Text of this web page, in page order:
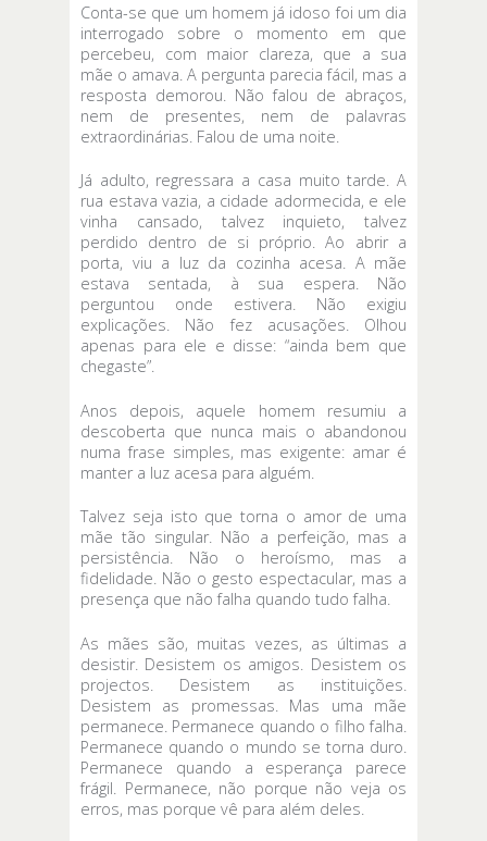
Conta-se que um homem já idoso foi um dia
interrogado sobre o momento em que
percebeu, com maior clareza, que a sua
mãe o amava. A pergunta parecia fácil, mas a
resposta demorou. Não falou de abraços,
nem de presentes, nem de palavras
extraordinárias. Falou de uma noite.
Já adulto, regressara a casa muito tarde. A
rua estava vazia, a cidade adormecida, e ele
vinha cansado, talvez inquieto, talvez
perdido dentro de si próprio. Ao abrir a
porta, viu a luz da cozinha acesa. A mãe
estava sentada, à sua espera. Não
perguntou onde estivera. Não exigiu
explicações. Não fez acusações. Olhou
apenas para ele e disse: “ainda bem que
chegaste”.
Anos depois, aquele homem resumiu a
descoberta que nunca mais o abandonou
numa frase simples, mas exigente: amar é
manter a luz acesa para alguém.
Talvez seja isto que torna o amor de uma
mãe tão singular. Não a perfeição, mas a
persistência. Não o heroísmo, mas a
fidelidade. Não o gesto espectacular, mas a
presença que não falha quando tudo falha.
As mães são, muitas vezes, as últimas a
desistir. Desistem os amigos. Desistem os
projectos. Desistem as instituições.
Desistem as promessas. Mas uma mãe
permanece. Permanece quando o filho falha.
Permanece quando o mundo se torna duro.
Permanece quando a esperança parece
frágil. Permanece, não porque não veja os
erros, mas porque vê para além deles.